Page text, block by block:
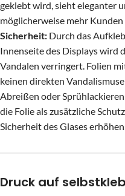
geklebt wird, sieht eleganter
möglicherweise mehr
Sicherheit: Durch das
Innenseite des Displays wird
Vandalen verringert. Folien
keinen direkten
Abreißen oder
die Folie als zusätzliche
Sicherheit des Glases
Druck auf